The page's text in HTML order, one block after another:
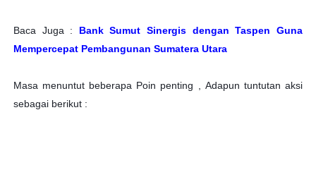
Baca Juga : Bank Sumut Sinergis dengan Taspen Guna
Mempercepat Pembangunan Sumatera Utara
Masa menuntut beberapa Poin penting ,
Adapun tuntutan aksi
sebagai berikut :